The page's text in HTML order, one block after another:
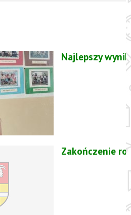
Najlepszy
Zakończenie